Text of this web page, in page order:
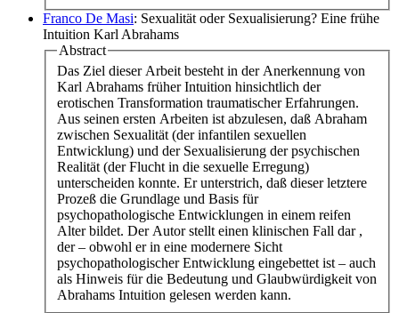
Franco De Masi: Sexualität oder Sexualisierung? Eine frühe
Intuition Karl Abrahams
Abstract
Das Ziel dieser Arbeit besteht in der Anerkennung von
Karl Abrahams früher Intuition hinsichtlich der
erotischen Transformation traumatischer Erfahrungen.
Aus seinen ersten Arbeiten ist abzulesen, daß Abraham
zwischen Sexualität (der infantilen sexuellen
Entwicklung) und der Sexualisierung der psychischen
Realität (der Flucht in die sexuelle Erregung)
unterscheiden konnte. Er unterstrich, daß dieser letztere
Prozeß die Grundlage und Basis für
psychopathologische Entwicklungen in einem reifen
Alter bildet. Der Autor stellt einen klinischen Fall dar ,
der – obwohl er in eine modernere Sicht
psychopathologischer Entwicklung eingebettet ist – auch
als Hinweis für die Bedeutung und Glaubwürdigkeit von
Abrahams Intuition gelesen werden kann.